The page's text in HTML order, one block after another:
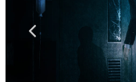
ゲームが変
「経験値」「
の起源や用法
イニーP氏が徹